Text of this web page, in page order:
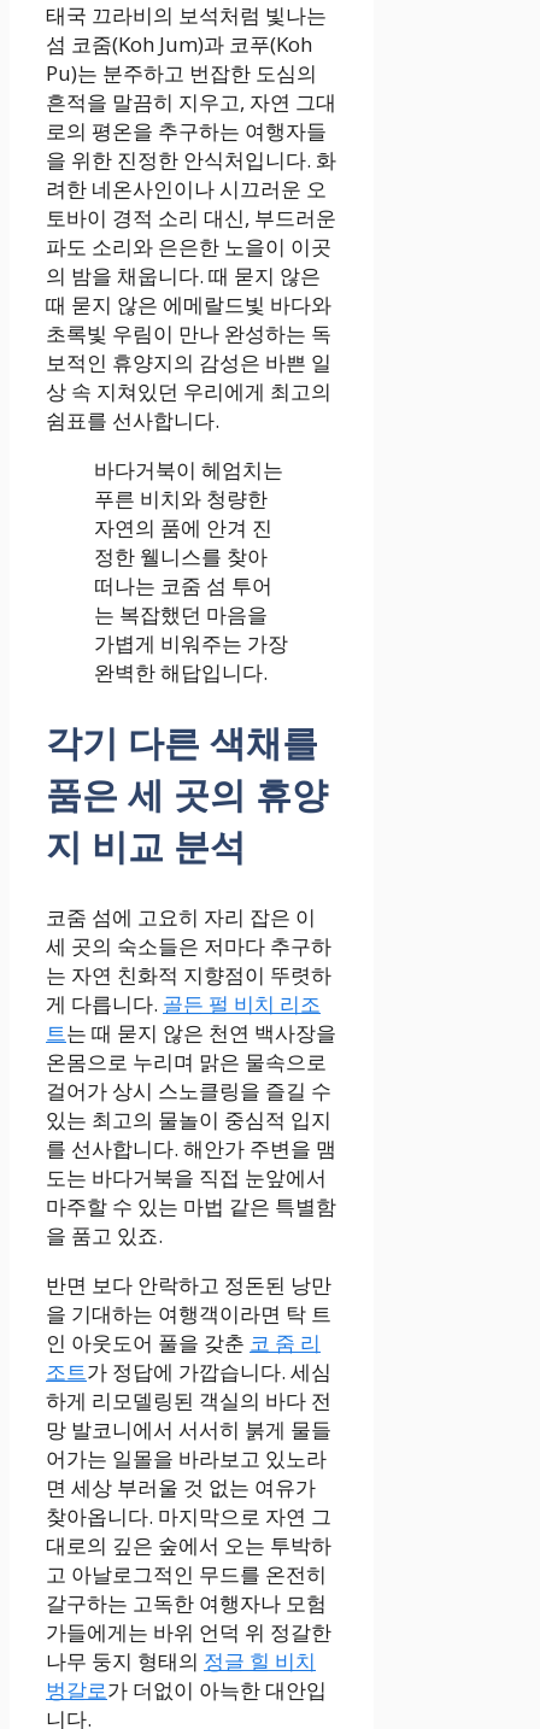
태국 끄라비의 보석처럼 빛나는
섬 코줌(Koh Jum)과 코푸(Koh
Pu)는 분주하고 번잡한 도심의
흔적을 말끔히 지우고, 자연 그대
로의 평온을 추구하는 여행자들
을 위한 진정한 안식처입니다. 화
려한 네온사인이나 시끄러운 오
토바이 경적 소리 대신, 부드러운
파도 소리와 은은한 노을이 이곳
의 밤을 채웁니다. 때 묻지 않은
때 묻지 않은 에메랄드빛 바다와
초록빛 우림이 만나 완성하는 독
보적인 휴양지의 감성은 바쁜 일
상 속 지쳐있던 우리에게 최고의
쉼표를 선사합니다.
바다거북이 헤엄치는
푸른 비치와 청량한
자연의 품에 안겨 진
정한 웰니스를 찾아
떠나는 코줌 섬 투어
는 복잡했던 마음을
가볍게 비워주는 가장
완벽한 해답입니다.
각기 다른 색채를
품은 세 곳의 휴양
지 비교 분석
코줌 섬에 고요히 자리 잡은 이
세 곳의 숙소들은 저마다 추구하
는 자연 친화적 지향점이 뚜렷하
게 다릅니다. 골든 펄 비치 리조
트는 때 묻지 않은 천연 백사장을
온몸으로 누리며 맑은 물속으로
걸어가 상시 스노클링을 즐길 수
있는 최고의 물놀이 중심적 입지
를 선사합니다. 해안가 주변을 맴
도는 바다거북을 직접 눈앞에서
마주할 수 있는 마법 같은 특별함
을 품고 있죠.
반면 보다 안락하고 정돈된 낭만
을 기대하는 여행객이라면 탁 트
인 아웃도어 풀을 갖춘 코 줌 리
조트가 정답에 가깝습니다. 세심
하게 리모델링된 객실의 바다 전
망 발코니에서 서서히 붉게 물들
어가는 일몰을 바라보고 있노라
면 세상 부러울 것 없는 여유가
찾아옵니다. 마지막으로 자연 그
대로의 깊은 숲에서 오는 투박하
고 아날로그적인 무드를 온전히
갈구하는 고독한 여행자나 모험
가들에게는 바위 언덕 위 정갈한
나무 둥지 형태의 정글 힐 비치
벙갈로가 더없이 아늑한 대안입
니다.